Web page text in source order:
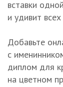
вставки
и удивит всех
Добавьте
с
диплом для
на цветном